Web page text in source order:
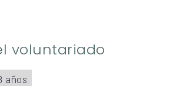
voluntariado
años